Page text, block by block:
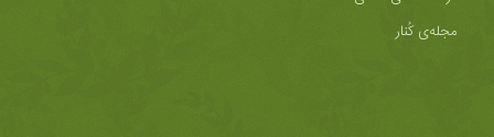
مجله‌ی کُنار